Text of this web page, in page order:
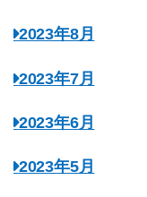
2023年8月
2023年7月
2023年6月
2023年5月